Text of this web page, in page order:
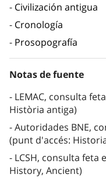
Civilización antigua
Cronología
Prosopografía
Notas de fuente
LEMAC, consulta
Història antiga)
Autoridades BNE,
(punt d'accés:
LCSH, consulta feta
History, Ancient)